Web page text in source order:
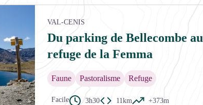
VAL-CENIS
Du parking de Bellecombe au
refuge de la Femma
Faune Pastoralisme Refuge
Facile 3h30 11km +373m